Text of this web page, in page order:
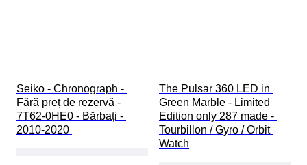
Seiko - Chronograph -
Fără preț de rezervă -
7T62-0HE0 - Bărbați -
2010-2020
The Pulsar 360 LED in
Green Marble - Limited
Edition only 287 made -
Tourbillon / Gyro / Orbit
Watch